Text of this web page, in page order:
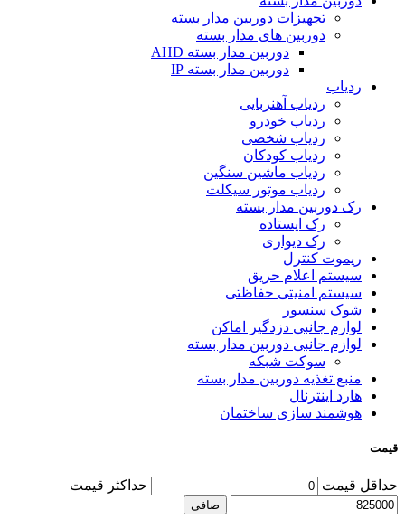
تجهیزات دوربین مدار بسته
دوربین های مدار بسته
دوربین مدار بسته AHD
دوربین مدار بسته IP
ردیاب
ردیاب آهنربایی
ردیاب خودرو
ردیاب شخصی
ردیاب کودکان
ردیاب ماشین سنگین
ردیاب موتور سیکلت
رک دوربین مدار بسته
رک ایستاده
رک دیواری
ریموت کنترل
سیستم اعلام حریق
سیستم امنیتی حفاظتی
شوک سنسور
لوازم جانبی دزدگیر اماکن
لوازم جانبی دوربین مدار بسته
سوکت شبکه
منبع تغذیه دوربین مدار بسته
هارد اینترنال
هوشمند سازی ساختمان
قیمت
حداقل قیمت حداكثر قيمت
صافی